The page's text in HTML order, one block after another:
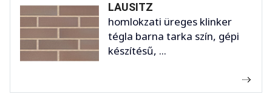
LAUSITZ
homlokzati üreges klinker
tégla barna tarka szín, gépi
készítésű, ...